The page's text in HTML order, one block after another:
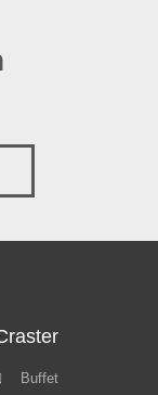
Buffet